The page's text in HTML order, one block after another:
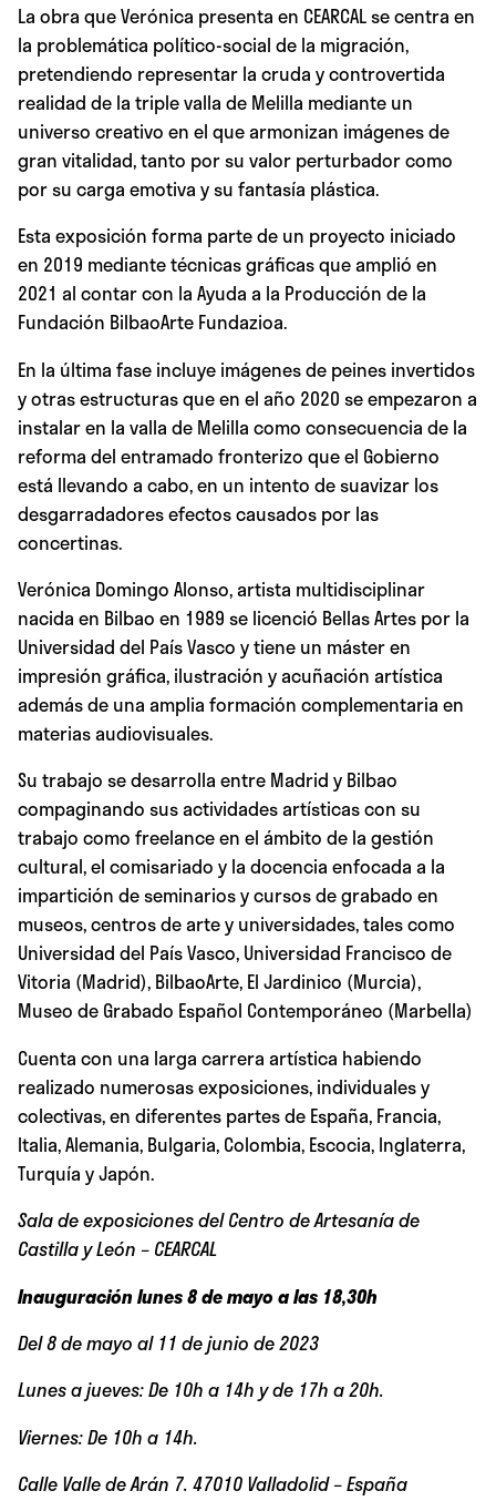
La obra que Verónica presenta en CEARCAL se centra en
la problemática político-social de la migración,
pretendiendo representar la cruda y controvertida
realidad de la triple valla de Melilla mediante un
universo creativo en el que armonizan imágenes de
gran vitalidad, tanto por su valor perturbador como
por su carga emotiva y su fantasía plástica.
Esta exposición forma parte de un proyecto iniciado
en 2019 mediante técnicas gráficas que amplió en
2021 al contar con la Ayuda a la Producción de la
Fundación BilbaoArte Fundazioa.
En la última fase incluye imágenes de peines invertidos
y otras estructuras que en el año 2020 se empezaron a
instalar en la valla de Melilla como consecuencia de la
reforma del entramado fronterizo que el Gobierno
está llevando a cabo, en un intento de suavizar los
desgarradadores efectos causados por las
concertinas.
Verónica Domingo Alonso, artista multidisciplinar
nacida en Bilbao en 1989 se licenció Bellas Artes por la
Universidad del País Vasco y tiene un máster en
impresión gráfica, ilustración y acuñación artística
además de una amplia formación complementaria en
materias audiovisuales.
Su trabajo se desarrolla entre Madrid y Bilbao
compaginando sus actividades artísticas con su
trabajo como freelance en el ámbito de la gestión
cultural, el comisariado y la docencia enfocada a la
impartición de seminarios y cursos de grabado en
museos, centros de arte y universidades, tales como
Universidad del País Vasco, Universidad Francisco de
Vitoria (Madrid), BilbaoArte, El Jardinico (Murcia),
Museo de Grabado Español Contemporáneo (Marbella)
Cuenta con una larga carrera artística habiendo
realizado numerosas exposiciones, individuales y
colectivas, en diferentes partes de España, Francia,
Italia, Alemania, Bulgaria, Colombia, Escocia, Inglaterra,
Turquía y Japón.
Sala de exposiciones del Centro de Artesanía de
Castilla y León – CEARCAL
Inauguración lunes 8 de mayo a las 18,30h
Del 8 de mayo al 11 de junio de 2023
Lunes a jueves: De 10h a 14h y de 17h a 20h.
Viernes: De 10h a 14h.
Calle Valle de Arán 7. 47010 Valladolid – España